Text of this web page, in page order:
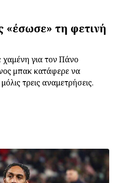
τη φετινή
χαμένη για τον Πάνο
μπακ κατάφερε να
τρεις αναμετρήσεις.